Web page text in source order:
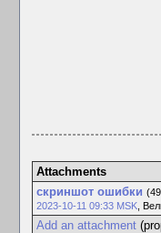
Attachments
скриншот ошибки
2023-10-11 09:33 MSK,
Add an attachment